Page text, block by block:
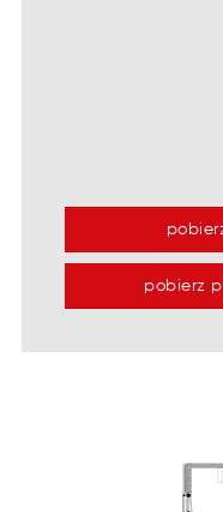
pobierz